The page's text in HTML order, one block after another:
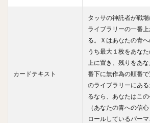
カードテキスト
タッサの神託者が戦
ライブラリーの一番
る。Ｘはあなたの青
うち最大１枚をあな
上に置き、残りをあ
番下に無作為の順番
のライブラリーにあ
るなら、あなたはこの
（あなたの青への信
ロールしているパー